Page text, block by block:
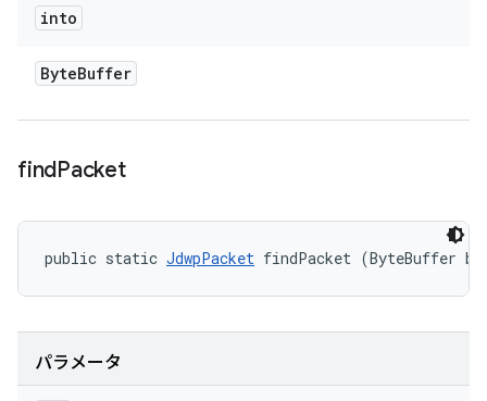
into
ByteBuffer
findPacket
public static JdwpPacket findPacket (ByteBuffer
パラメータ